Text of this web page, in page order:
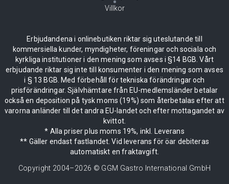
Villkor
Erbjudandena i onlinebutiken riktar sig uteslutande till
kommersiella kunder, myndigheter, föreningar och sociala och
kyrkliga institutioner i den mening som avses i §14 BGB. Vårt
erbjudande riktar sig inte till konsumenter i den mening som avses
i § 13 BGB. Med förbehåll för tekniska förändringar och
prisförändringar. Självhämtare från EU-medlemsländer betalar
också en deposition på tysk moms (19%) som återbetalas efter att
varorna anländer till det andra EU-landet och efter mottagandet av
kvittot.
* Alla priser plus moms 19%, inkl. Leverans
** Gäller endast fastlandet. Vid leverans för öar debiteras
automatiskt en fraktavgift.
Copyright 2004–2026 © GGM Gastro International GmbH